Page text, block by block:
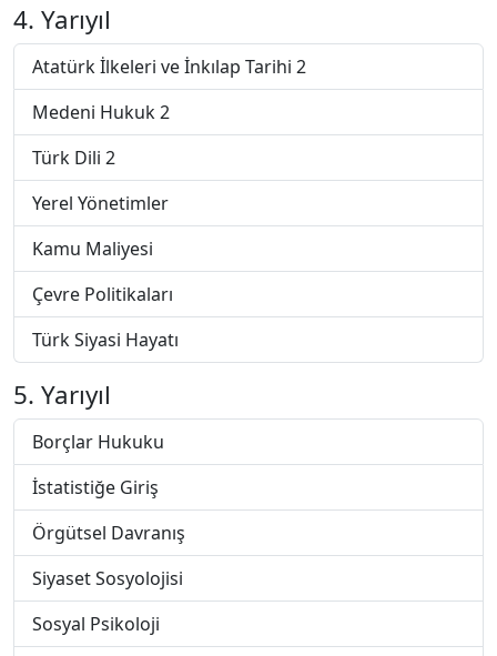
4. Yarıyıl
Atatürk İlkeleri ve İnkılap Tarihi 2
Medeni Hukuk 2
Türk Dili 2
Yerel Yönetimler
Kamu Maliyesi
Çevre Politikaları
Türk Siyasi Hayatı
5. Yarıyıl
Borçlar Hukuku
İstatistiğe Giriş
Örgütsel Davranış
Siyaset Sosyolojisi
Sosyal Psikoloji